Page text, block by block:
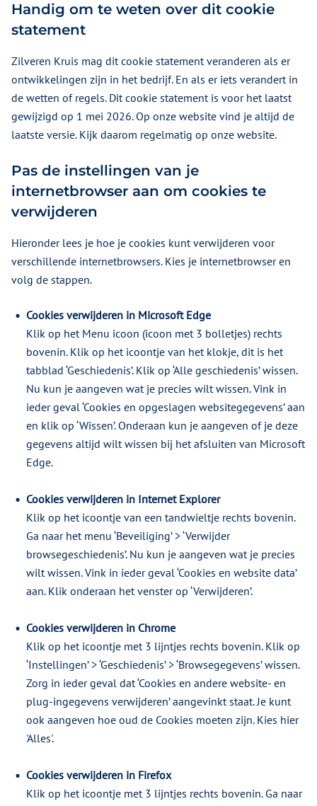
Handig om te weten over dit cookie
statement
Zilveren Kruis mag dit cookie statement veranderen als er
ontwikkelingen zijn in het bedrijf. En als er iets verandert in
de wetten of regels. Dit cookie statement is voor het laatst
gewijzigd op 1 mei 2026. Op onze website vind je altijd de
laatste versie. Kijk daarom regelmatig op onze website.
Pas de instellingen van je
internetbrowser aan om cookies te
verwijderen
Hieronder lees je hoe je cookies kunt verwijderen voor
verschillende internetbrowsers. Kies je internetbrowser en
volg de stappen.
Cookies verwijderen in Microsoft Edge
Klik op het Menu icoon (icoon met 3 bolletjes) rechts
bovenin. Klik op het icoontje van het klokje, dit is het
tabblad ‘Geschiedenis’. Klik op ‘Alle geschiedenis’ wissen.
Nu kun je aangeven wat je precies wilt wissen. Vink in
ieder geval ‘Cookies en opgeslagen websitegegevens’ aan
en klik op ‘Wissen’. Onderaan kun je aangeven of je deze
gegevens altijd wilt wissen bij het afsluiten van Microsoft
Edge.
Cookies verwijderen in Internet Explorer
Klik op het icoontje van een tandwieltje rechts bovenin.
Ga naar het menu ‘Beveiliging’ > ‘Verwijder
browsegeschiedenis’. Nu kun je aangeven wat je precies
wilt wissen. Vink in ieder geval ‘Cookies en website data’
aan. Klik onderaan het venster op ‘Verwijderen’.
Cookies verwijderen in Chrome
Klik op het icoontje met 3 lijntjes rechts bovenin. Klik op
‘Instellingen’ > ‘Geschiedenis’ > ‘Browsegegevens’ wissen.
Zorg in ieder geval dat ‘Cookies en andere website- en
plug-ingegevens verwijderen’ aangevinkt staat. Je kunt
ook aangeven hoe oud de Cookies moeten zijn. Kies hier
'Alles'.
Cookies verwijderen in Firefox
Klik op het icoontje met 3 lijntjes rechts bovenin. Ga naar